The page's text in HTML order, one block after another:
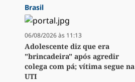
Brasil
06/08/2026 às 11:13
Adolescente diz que era
"brincadeira" após agredir
colega com pá; vítima segue na
UTI